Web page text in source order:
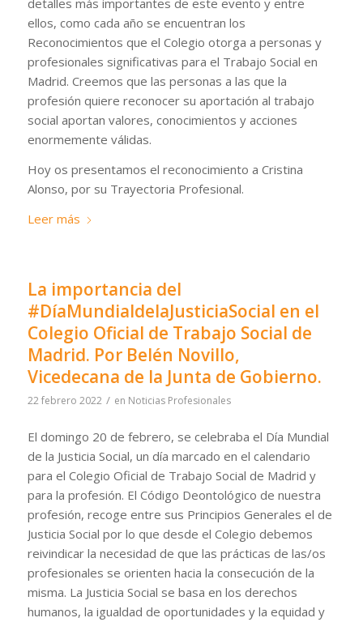
detalles más importantes de este evento y entre
ellos, como cada año se encuentran los
Reconocimientos que el Colegio otorga a personas y
profesionales significativas para el Trabajo Social en
Madrid. Creemos que las personas a las que la
profesión quiere reconocer su aportación al trabajo
social aportan valores, conocimientos y acciones
enormemente válidas.
Hoy os presentamos el reconocimiento a Cristina
Alonso, por su Trayectoria Profesional.
Leer más
La importancia del
#DíaMundialdelaJusticiaSocial en el
Colegio Oficial de Trabajo Social de
Madrid. Por Belén Novillo,
Vicedecana de la Junta de Gobierno.
22 febrero 2022 / en Noticias Profesionales
El domingo 20 de febrero, se celebraba el Día Mundial
de la Justicia Social, un día marcado en el calendario
para el Colegio Oficial de Trabajo Social de Madrid y
para la profesión. El Código Deontológico de nuestra
profesión, recoge entre sus Principios Generales el de
Justicia Social por lo que desde el Colegio debemos
reivindicar la necesidad de que las prácticas de las/os
profesionales se orienten hacia la consecución de la
misma. La Justicia Social se basa en los derechos
humanos, la igualdad de oportunidades y la equidad y